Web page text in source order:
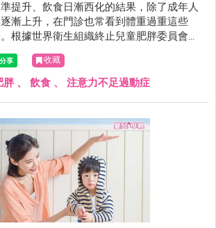
提升、飲食日漸西化的結果，除了成年人
漸上升，在門診也常看到體重過重這些
。根據世界衛生組織終止兒童肥胖委員會指
肥胖嬰幼兒 (0 至 5 歲 ) 人口，從 1990 年的
2016 年的 4,100 萬人。而我國2017年依據
料顯示，國小學童肥胖比率也高達 14.6% (
收藏
胖、 飲食 、 注意力不足過動症